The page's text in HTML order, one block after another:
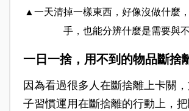
▲一天清掉一樣東西，好像沒做什麼
手，也能分辨什麼是需要與不
一日一捨，用不到的物品斷捨
因為看過很多人在斷捨離上卡關
子習慣運用在斷捨離的行動上，